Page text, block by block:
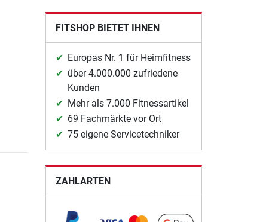
FITSHOP BIETET IHNEN
Europas Nr. 1 für Heimfitness
über 4.000.000 zufriedene
Kunden
Mehr als 7.000 Fitnessartikel
69 Fachmärkte vor Ort
75 eigene Servicetechniker
ZAHLARTEN